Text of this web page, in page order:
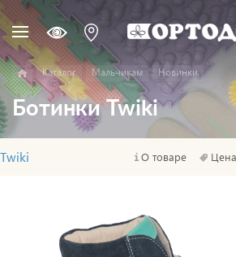
Каталог Мальчикам Новинки
Ботинки Twiki
Twiki О товаре